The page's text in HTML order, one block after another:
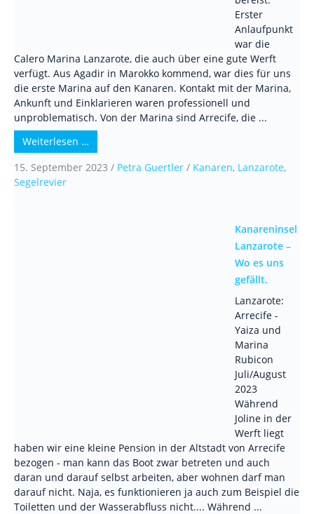
Erster
Anlaufpunkt
war die
Calero Marina Lanzarote, die auch über eine gute Werft
verfügt. Aus Agadir in Marokko kommend, war dies für uns
die erste Marina auf den Kanaren. Kontakt mit der Marina,
Ankunft und Einklarieren waren professionell und
unproblematisch. Von der Marina sind Arrecife, die ...
Weiterlesen …
15. September 2023 / Petra Guertler / Kanaren, Lanzarote,
Segelrevier
Kanareninsel
Lanzarote –
Wo es uns
gefällt.
Lanzarote:
Arrecife -
Yaiza und
Marina
Rubicon
Juli/August
2023
Während
Joline in der
Werft liegt
haben wir eine kleine Pension in der Altstadt von Arrecife
bezogen - man kann das Boot zwar betreten und auch
daran und darauf selbst arbeiten, aber wohnen darf man
darauf nicht. Naja, es funktionieren ja auch zum Beispiel die
Toiletten und der Wasserabfluss nicht.... Während ...